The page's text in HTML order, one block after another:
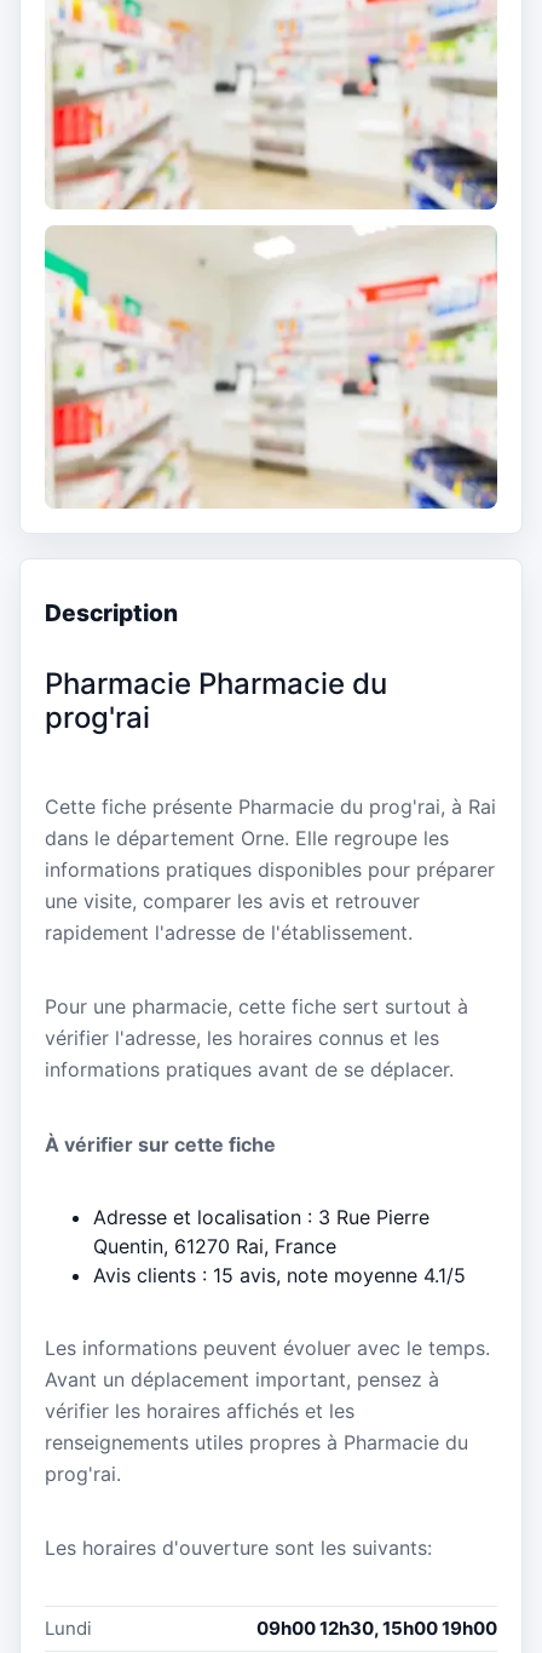
Description
Pharmacie Pharmacie du
prog'rai
Cette fiche présente Pharmacie du prog'rai, à Rai
dans le département Orne. Elle regroupe les
informations pratiques disponibles pour préparer
une visite, comparer les avis et retrouver
rapidement l'adresse de l'établissement.
Pour une pharmacie, cette fiche sert surtout à
vérifier l'adresse, les horaires connus et les
informations pratiques avant de se déplacer.
À vérifier sur cette fiche
Adresse et localisation : 3 Rue Pierre
Quentin, 61270 Rai, France
Avis clients : 15 avis, note moyenne 4.1/5
Les informations peuvent évoluer avec le temps.
Avant un déplacement important, pensez à
vérifier les horaires affichés et les
renseignements utiles propres à Pharmacie du
prog'rai.
Les horaires d'ouverture sont les suivants:
Lundi 09h00 12h30, 15h00 19h00